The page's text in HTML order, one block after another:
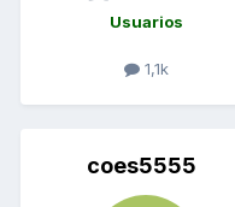
Usuarios
1,1k
coes5555